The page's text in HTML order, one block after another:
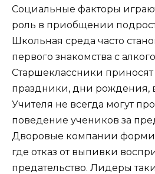
Социальные факторы
роль в приобщении
Школьная среда часто
первого знакомства с
Старшеклассники приносят
праздники, дни рождения,
Учителя не всегда могут
поведение учеников за
Дворовые компании
где отказ от выпивки
предательство. Лидеры